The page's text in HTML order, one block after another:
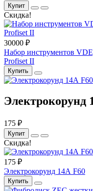
Купит
Скидка!
30000 ₽
Набор инструментов
Profiset II
Купить
Электрокорунд
175 ₽
Купит
Скидка!
175 ₽
Электрокорунд 14А F60
Купить